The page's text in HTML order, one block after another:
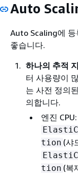
Auto
Auto Scaling에 등
좋습니다.
하나의 추적
터 사용량이
는 사전 정의
의합니다.
엔진 CPU:
tion (샤
tion (복